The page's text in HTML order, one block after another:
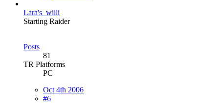
Lara's_willi
Starting Raider
Posts
81
TR Platforms
PC
Oct 4th 2006
#6